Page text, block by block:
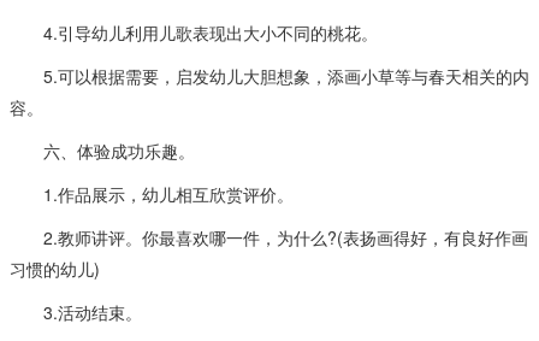
4.引导幼儿利用儿歌表现出大小不同的桃花。
5.可以根据需要，启发幼儿大胆想象，添画小草等与春天相关的内
容。
六、体验成功乐趣。
1.作品展示，幼儿相互欣赏评价。
2.教师讲评。你最喜欢哪一件，为什么?(表扬画得好，有良好作画
习惯的幼儿)
3.活动结束。